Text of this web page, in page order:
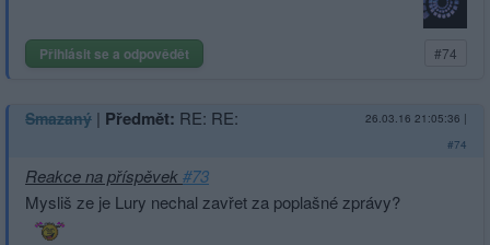
Přihlásit se a odpovědět #74
Smazaný | Předmět: RE: RE: 26.03.16 21:05:36 |
#74
Reakce na příspěvek#73
Mysliš ze je Lury nechal zavřet za poplašné zprávy?